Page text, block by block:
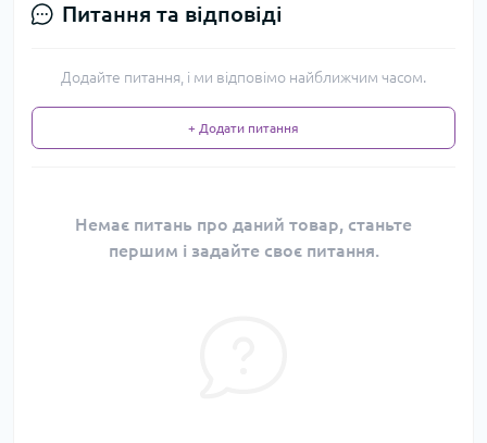
Питання та відповіді
Додайте питання, і ми відповімо найближчим часом.
+ Додати питання
Немає питань про даний товар, станьте
першим і задайте своє питання.